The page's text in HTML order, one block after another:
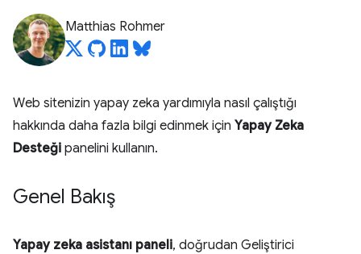
Matthias Rohmer
Web sitenizin yapay zeka yardımıyla nasıl çalıştığı
hakkında daha fazla bilgi edinmek için Yapay Zeka
Desteği panelini kullanın.
Genel Bakış
Yapay zeka asistanı paneli, doğrudan Geliştirici